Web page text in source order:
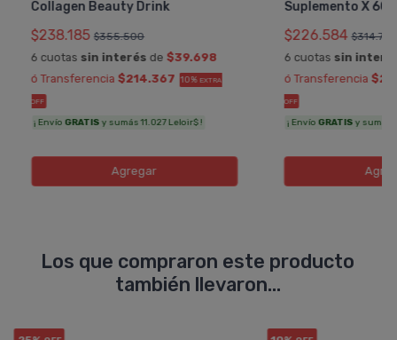
Collagen Beauty Drink
$238.185 $355.500
6 cuotas sin interés de $39.698
ó Transferencia $214.367 10% EXTRA
OFF
¡ Envío GRATIS y sumás 11.027 Leloir$ !
Agregar
Suplemento X 60
$226.584 $314.700
6 cuotas sin
ó Transferencia
OFF
¡ Envío GRATIS y sumás
Los que compraron este producto
también llevaron...